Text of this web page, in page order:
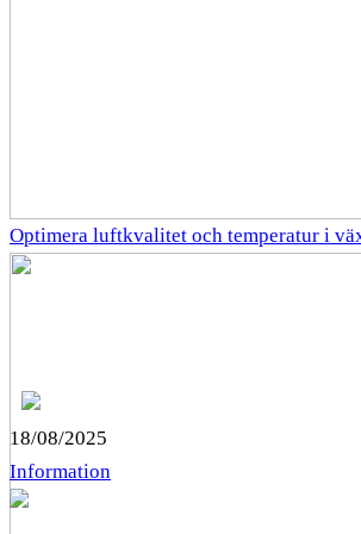
Optimera luftkvalitet och temperatur i
18/08/2025
Information